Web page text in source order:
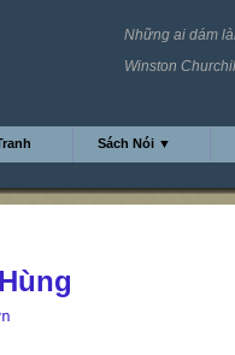
Những ai dám
Winston
Sách Nói ▼